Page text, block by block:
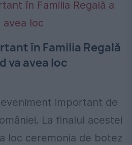
în Familia Regală
va avea loc
important de
La finalul acestei
loc ceremonia de botez